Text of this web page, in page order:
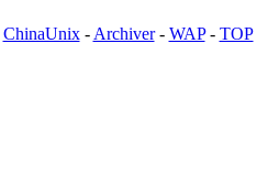
ChinaUnix- Archiver- WAP- TOP